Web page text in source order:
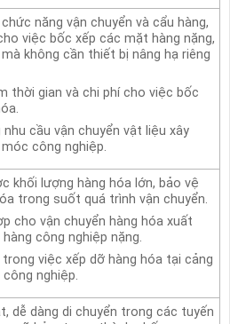
năng vận chuyển và cẩu hàng,
việc bốc xếp các mặt hàng nặng,
không cần thiết bị nâng hạ riêng
thời gian và chi phí cho việc bốc
nhu cầu vận chuyển vật liệu xây
công nghiệp.
khối lượng hàng hóa lớn, bảo vệ
trong suốt quá trình vận chuyển.
cho vận chuyển hàng hóa xuất
hàng công nghiệp nặng.
trong việc xếp dỡ hàng hóa tại cảng
nghiệp.
dễ dàng di chuyển trong các tuyến